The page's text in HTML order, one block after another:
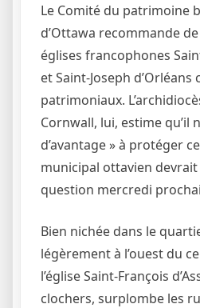
Le Comité du patrimoine
d’Ottawa recommande
églises francophones
et Saint-Joseph d’Orléans
patrimoniaux.
Cornwall, lui, estime qu’il
d’avantage » à protéger
municipal ottavien
question mercredi
Bien nichée dans le
légèrement à l’ouest du
l’église Saint-François
clochers, surplombe les